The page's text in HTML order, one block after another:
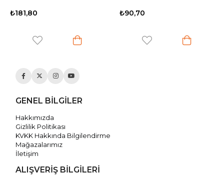
₺90,70
GENEL BİLGİLER
Hakkımızda
Gizlilik Politikası
KVKK Hakkında Bilgilendirme
Mağazalarımız
İletişim
ALIŞVERİŞ BİLGİLERİ